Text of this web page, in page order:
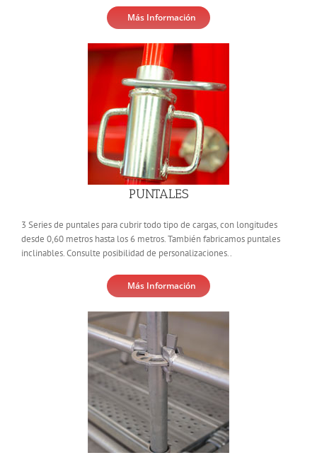
Más Información
PUNTALES
3 Series de puntales para cubrir todo tipo de cargas, con longitudes
desde 0,60 metros hasta los 6 metros. También fabricamos puntales
inclinables. Consulte posibilidad de personalizaciones..
Más Información